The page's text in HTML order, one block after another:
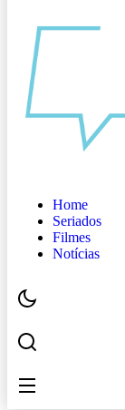
Home
Seriados
Filmes
Notícias